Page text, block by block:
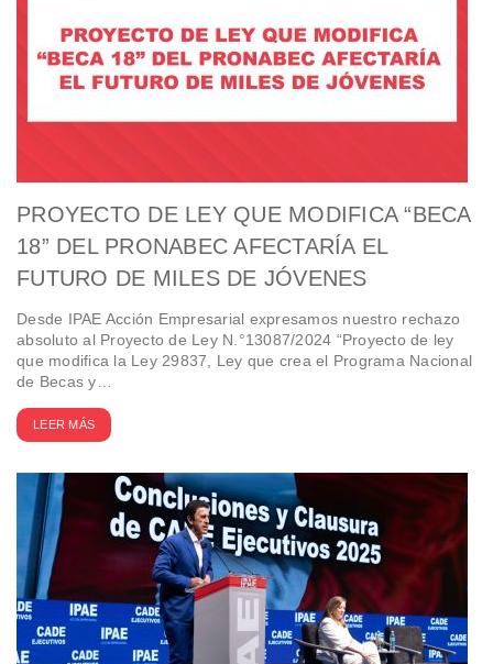
PROYECTO DE LEY QUE MODIFICA “BECA
18” DEL PRONABEC AFECTARÍA EL
FUTURO DE MILES DE JÓVENES
Desde IPAE Acción Empresarial expresamos nuestro rechazo
absoluto al Proyecto de Ley N.°13087/2024 “Proyecto de ley
que modifica la Ley 29837, Ley que crea el Programa Nacional
de Becas y…
LEER MÁS